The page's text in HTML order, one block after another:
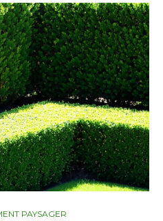
PAYSAGER